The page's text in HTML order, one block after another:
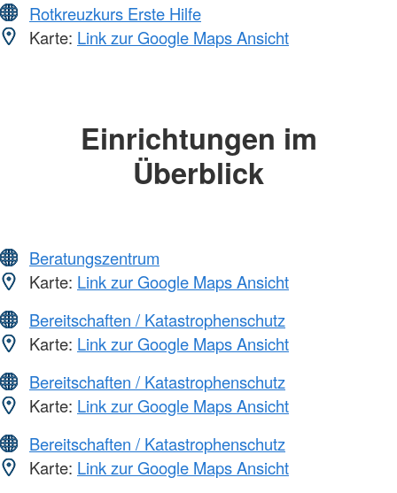
Rotkreuzkurs Erste Hilfe
Karte: Link zur Google Maps Ansicht
Einrichtungen im
Überblick
Beratungszentrum
Karte: Link zur Google Maps Ansicht
Bereitschaften / Katastrophenschutz
Karte: Link zur Google Maps Ansicht
Bereitschaften / Katastrophenschutz
Karte: Link zur Google Maps Ansicht
Bereitschaften / Katastrophenschutz
Karte: Link zur Google Maps Ansicht